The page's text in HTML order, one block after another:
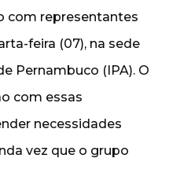
com representantes
feira (07), na sede
Pernambuco (IPA). O
com essas
necessidades
vez que o grupo